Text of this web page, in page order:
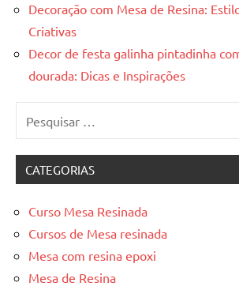
Decoração com Mesa de Resina:
Criativas
Decor de festa galinha pintadinha
dourada: Dicas e Inspirações
por:
CATEGORIAS
Curso Mesa Resinada
Cursos de Mesa resinada
Mesa com resina epoxi
Mesa de Resina